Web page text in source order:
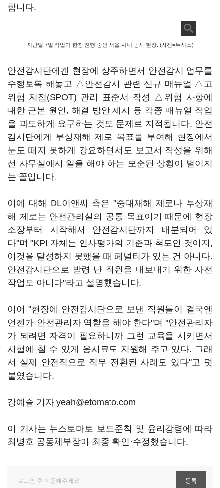
합니다.
지난달 7일 작업이 한창 진행 중인 서울 시내 공사 현장. (사진=뉴시스)
안전감시단에겐 현장에 상주하면서 안전감시 업무를
수행토록 해놓고 △안전감시 관련 신규 매뉴얼 △고
위험 지점(SPOT) 관리 표준서 작성 △위험 사항에
대한 근본 원인, 해결 방안 제시 등 각종 매뉴얼 작업
을 과도하게 요구하는 것도 문제로 지적됩니다. 안전
감시단에게 부상재해 제로 목표를 부여해 현장에서
눈도 떼지 못하게 강요하면서도 보고서 작성을 위해
선 사무실에서 일을 해야 하는 모순된 상황이 벌어지
는 꼴입니다.
이에 대해 DL이앤씨 측은 "중대재해 제로나 부상재
해 제로는 안전관리실의 공통 목표이기 때문에 현장
소장부터 시작해서 안전감시단까지 배분되어 있
다"며 "KPI 자체는 인사평가의 기준과 척도인 것이지,
이것을 달성하지 못했을 때 페널티가 있는 건 아니다.
안전감시단으로 발령 난 직원을 내보내기 위한 사전
작업도 아니다"라고 설명했습니다.
이어 "현장에 안전감시단으로 보낸 직원들이 결국엔
언젠가 안전관리자 역할을 해야 한다"며 "안전관리자
가 되려면 자격이 필요하니까 그런 교육을 시키면서
시험에 칠 수 있게 응시료도 지원해 주고 있다. 그래
서 실제 안전직으로 직무 전환된 사례도 있다"고 덧
붙였습니다.
강예슬 기자 yeah@etomato.com
이 기사는 뉴스토마토 보도준칙 및 윤리강령에 따라
최병호 공동체부장이 최종 확인·수정했습니다.